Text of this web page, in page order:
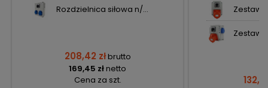
Rozdzielnica siłowa n/...
208,42 złbrutto
169,45 złnetto
Cena za szt.
Zestaw
Zestaw